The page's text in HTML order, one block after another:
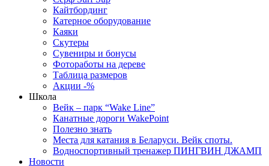
Кайтбординг
Катерное оборудование
Каяки
Скутеры
Сувениры и бонусы
Фотоработы на дереве
Таблица размеров
Акции -%
Школа
Вейк – парк “Wake Line”
Канатные дороги WakePoint
Полезно знать
Места для катания в Беларуси. Вейк споты.
Водноспортивный тренажер ПИНГВИН ДЖАМП
Новости